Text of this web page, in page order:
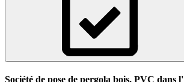
Société de pose de pergola bois, PVC dans